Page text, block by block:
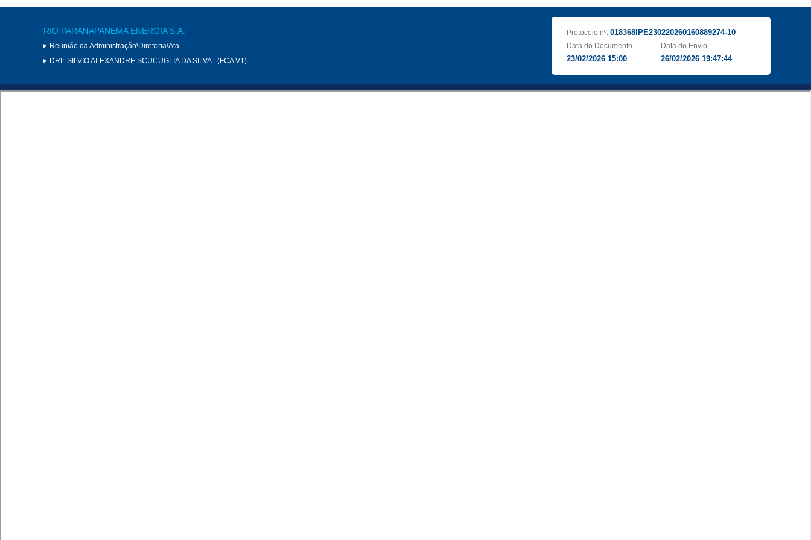
RIO PARANAPANEMA ENERGIA S.A.
Reunião da Administração\Diretoria\Ata
DRI: SILVIO ALEXANDRE SCUCUGLIA DA SILVA - (FCA V1)
Protocolo nº: 018368IPE230220260160889274-10
Data do Documento
23/02/2026 15:00
Data do Envio
26/02/2026 19:47:44